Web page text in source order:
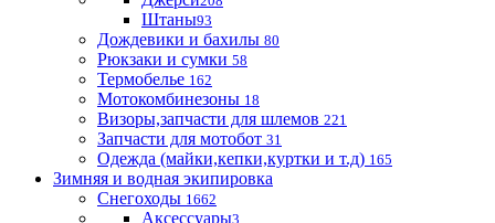
Штаны93
Дождевики и бахилы 80
Рюкзаки и сумки 58
Термобелье 162
Мотокомбинезоны 18
Визоры,запчасти для шлемов 221
Запчасти для мотобот 31
Одежда (майки,кепки,куртки и т.д) 165
Зимняя и водная экипировка
Снегоходы 1662
Аксессуары3